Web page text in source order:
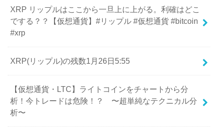
XRP リップルはここから一旦上に上がる。利確はどこ
でする？？【仮想通貨】#リップル #仮想通貨 #bitcoin
#xrp
XRP(リップル)の残数1月26日5:55
【仮想通貨・LTC】ライトコインをチャートから分
析！今トレードは危険！？ 〜超単純なテクニカル分
析〜